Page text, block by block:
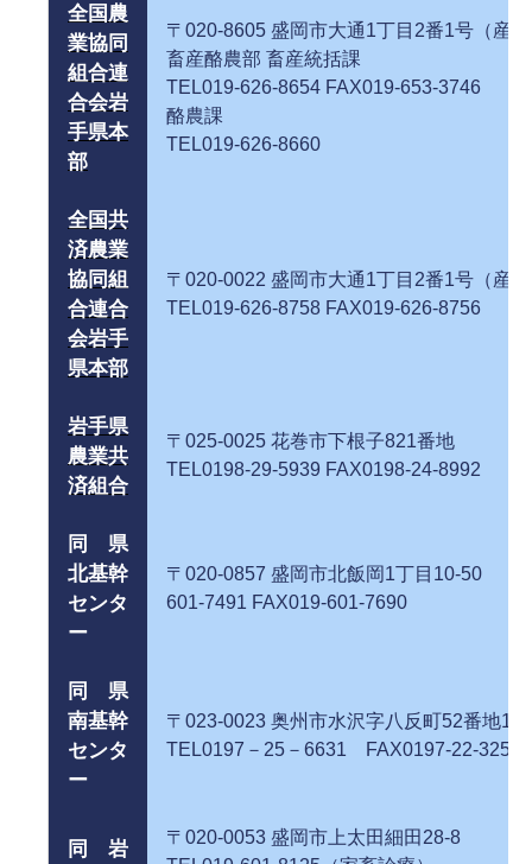
全国農
業協同
組合連
合会岩
手県本
部
〒020-8605 盛岡市大通1丁目2番1号（産
畜産酪農部 畜産
TEL019-626-8654 FAX019-653-3746
酪農
TEL019-626-8660
全国共
済農業
協同組
合連合
会岩手
県本部
〒020-0022 盛岡市大通1丁目2番1号（産
TEL019-626-8758 FAX019-626-8756
岩手県
農業共
済組合
〒025-0025 花巻市下根子
TEL0198-29-5939 FAX0198-24-8992
同 県
北基幹
センタ
ー
〒020-0857 盛岡市北飯岡1丁目
601-7491 FAX019-601-7690
同 県
南基幹
センタ
ー
〒023-0023 奥州市水沢字八反町
TEL0197－25－6631 FAX0197-22-3256
同 岩
〒020-0053 盛岡市上太田細